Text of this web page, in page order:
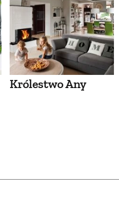
Królestwo Any